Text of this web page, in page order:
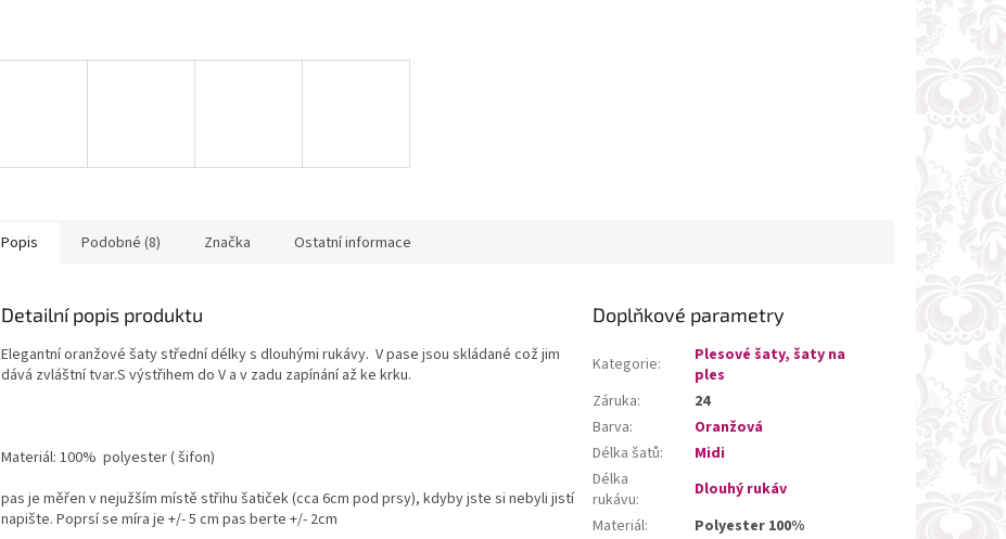
Popis Podobné (8) Značka Ostatní informace
Detailní popis produktu
Elegantní oranžové šaty střední délky s dlouhými rukávy. V pase jsou skládané což jim
dává zvláštní tvar.S výstřihem do V a v zadu zapínání až ke krku.
Materiál: 100% polyester ( šifon)
pas je měřen v nejužším místě střihu šatiček (cca 6cm pod prsy), kdyby jste si nebyli jistí
napište. Poprsí se míra je +/- 5 cm pas berte +/- 2cm
Doplňkové parametry
Kategorie:
Plesové šaty, šaty na
ples
Záruka:
24
Barva:
Oranžová
Délka šatů:
Midi
Délka
rukávu:
Dlouhý rukáv
Materiál:
Polyester 100%